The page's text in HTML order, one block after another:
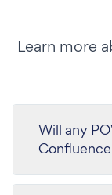
Learn more
Will any